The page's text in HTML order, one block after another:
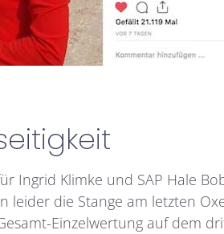
Ingrid Klimke und SAP Hale
leider die Stange am letzten
Einzelwertung auf dem